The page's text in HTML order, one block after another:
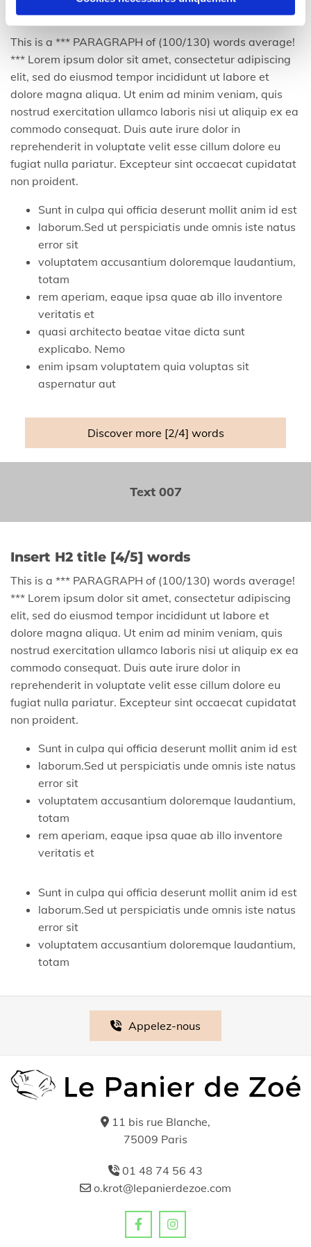
Insert H2 title [4/5] words
This is a *** PARAGRAPH of (100/130) words average!
*** Lorem ipsum dolor sit amet, consectetur adipiscing
elit, sed do eiusmod tempor incididunt ut labore et
dolore magna aliqua. Ut enim ad minim veniam, quis
nostrud exercitation ullamco laboris nisi ut aliquip ex ea
commodo consequat. Duis aute irure dolor in
reprehenderit in voluptate velit esse cillum dolore eu
fugiat nulla pariatur. Excepteur sint occaecat cupidatat
non proident.
Sunt in culpa qui officia deserunt mollit anim id est
laborum.Sed ut perspiciatis unde omnis iste natus
error sit
voluptatem accusantium doloremque laudantium,
totam
rem aperiam, eaque ipsa quae ab illo inventore
veritatis et
quasi architecto beatae vitae dicta sunt
explicabo. Nemo
enim ipsam voluptatem quia voluptas sit
aspernatur aut
Discover more [2/4] words
Text 007
Insert H2 title [4/5] words
This is a *** PARAGRAPH of (100/130) words average!
*** Lorem ipsum dolor sit amet, consectetur adipiscing
elit, sed do eiusmod tempor incididunt ut labore et
dolore magna aliqua. Ut enim ad minim veniam, quis
nostrud exercitation ullamco laboris nisi ut aliquip ex ea
commodo consequat. Duis aute irure dolor in
reprehenderit in voluptate velit esse cillum dolore eu
fugiat nulla pariatur. Excepteur sint occaecat cupidatat
non proident.
Sunt in culpa qui officia deserunt mollit anim id est
laborum.Sed ut perspiciatis unde omnis iste natus
error sit
voluptatem accusantium doloremque laudantium,
totam
rem aperiam, eaque ipsa quae ab illo inventore
veritatis et
Sunt in culpa qui officia deserunt mollit anim id est
laborum.Sed ut perspiciatis unde omnis iste natus
error sit
voluptatem accusantium doloremque laudantium,
totam
Appelez-nous
 11 bis rue Blanche,
75009 Paris
 01 48 74 56 43
 o.krot@lepanierdezoe.com